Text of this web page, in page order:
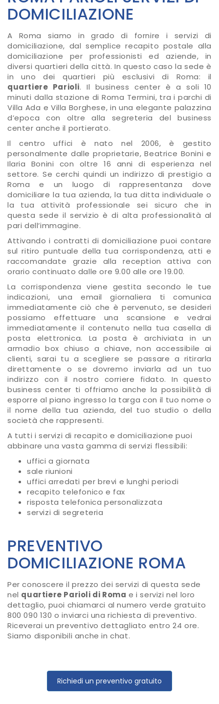
DOMICILIAZIONE
A Roma siamo in grado di fornire i servizi di
domiciliazione, dal semplice recapito postale alla
domiciliazione per professionisti ed aziende, in
diversi quartieri della città. In questo caso la sede è
in uno dei quartieri più esclusivi di Roma: il
quartiere Parioli. Il business center è a soli 10
minuti dalla stazione di Roma Termini, tra i parchi di
Villa Ada e Villa Borghese, in una elegante palazzina
d’epoca con oltre alla segreteria del business
center anche il portierato.
Il centro uffici è nato nel 2006, è gestito
personalmente dalle proprietarie, Beatrice Bonini e
Ilaria Bonini con oltre 16 anni di esperienza nel
settore. Se cerchi quindi un indirizzo di prestigio a
Roma e un luogo di rappresentanza dove
domiciliare la tua azienda, la tua ditta individuale o
la tua attività professionale sei sicuro che in
questa sede il servizio è di alta professionalità al
pari dell’immagine.
Attivando i contratti di domiciliazione puoi contare
sul ritiro puntuale della tua corrispondenza, atti e
raccomandate grazie alla reception attiva con
orario continuato dalle ore 9.00 alle ore 19.00.
La corrispondenza viene gestita secondo le tue
indicazioni, una email giornaliera ti comunica
immediatamente ciò che è pervenuto, se desideri
possiamo effettuare una scansione e vedrai
immediatamente il contenuto nella tua casella di
posta elettronica. La posta è archiviata in un
armadio box chiuso a chiave, non accessibile ai
clienti, sarai tu a scegliere se passare a ritirarla
direttamente o se dovremo inviarla ad un tuo
indirizzo con il nostro corriere fidato. In questo
business center ti offriamo anche la possibilità di
esporre al piano ingresso la targa con il tuo nome o
il nome della tua azienda, del tuo studio o della
società che rappresenti.
A tutti i servizi di recapito e domiciliazione puoi
abbinare una vasta gamma di servizi flessibili:
uffici a giornata
sale riunioni
uffici arredati per brevi e lunghi periodi
recapito telefonico e fax
risposta telefonica personalizzata
servizi di segreteria
PREVENTIVO
DOMICILIAZIONE ROMA
Per conoscere il prezzo dei servizi di questa sede
nel quartiere Parioli di Roma e i servizi nel loro
dettaglio, puoi chiamarci al numero verde gratuito
800 090 130 o inviarci una richiesta di preventivo.
Riceverai un preventivo dettagliato entro 24 ore.
Siamo disponibili anche in chat.
Richiedi un preventivo gratuito